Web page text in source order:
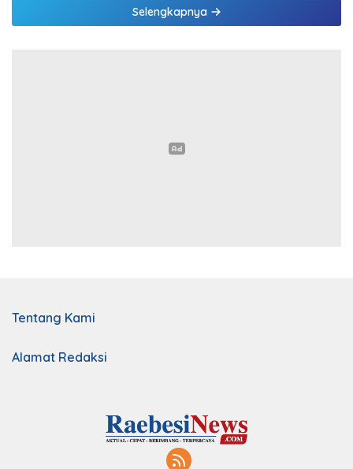
Selengkapnya
Tentang Kami
Alamat Redaksi